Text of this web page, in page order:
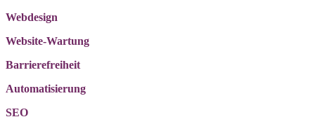
Webdesign
Website-Wartung
Barrierefreiheit
Automatisierung
SEO